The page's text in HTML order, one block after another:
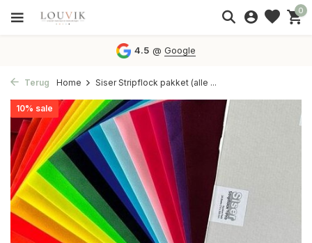
0
4.5 @Google
Terug Home Siser Stripflock pakket (alle ...
10% sale